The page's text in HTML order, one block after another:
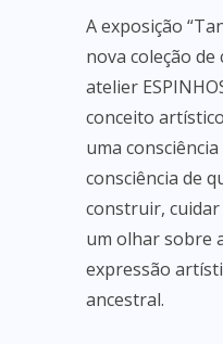
A exposição
nova coleção
atelier
conceito
uma
consciência de
construir, cuidar
um olhar sobre
expressão
ancestral.